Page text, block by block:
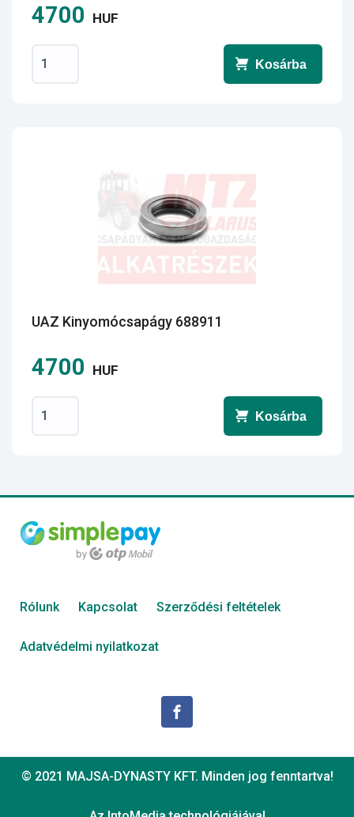
4700 HUF
Kosárba
UAZ Kinyomócsapágy 688911
4700 HUF
Kosárba
Rólunk Kapcsolat Szerződési feltételek
Adatvédelmi nyilatkozat
© 2021 MAJSA-DYNASTY KFT. Minden jog fenntartva!